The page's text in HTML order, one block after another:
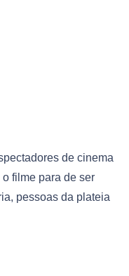
de cinema
filme para de ser
pessoas da plateia